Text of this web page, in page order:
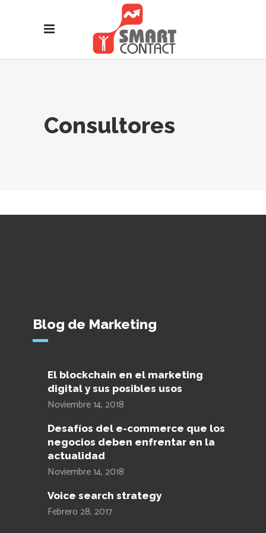
Consultores
Blog de Marketing
El blockchain en el marketing
digital y sus posibles usos
Noviembre 14, 2018
Desafíos del e-commerce que los
negocios deben enfrentar en la
actualidad
Noviembre 14, 2018
Voice search strategy
Febrero 28, 2017